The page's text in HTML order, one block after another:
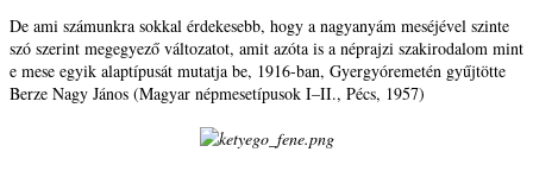
De ami számunkra sokkal érdekesebb, hogy a nagyanyám meséjével szinte
szó szerint megegyező változatot, amit azóta is a néprajzi szakirodalom mint
e mese egyik alaptípusát mutatja be, 1916-ban, Gyergyóremetén gyűjtötte
Berze Nagy János (Magyar népmesetípusok I–II., Pécs, 1957)